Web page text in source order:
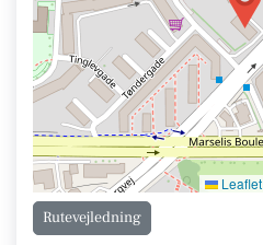
Leaflet
Rutevejledning